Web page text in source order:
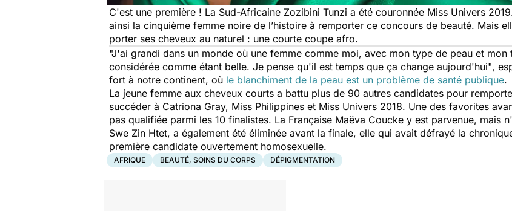
C'est une première ! La Sud-Africaine Zozibini Tunzi a été couronnée Miss Univers
ainsi la cinquième femme noire de l’histoire à remporter ce concours de beauté. Mais
porter ses cheveux au naturel : une courte coupe afro.
"J'ai grandi dans un monde où une femme comme moi, avec mon type de peau et
considérée comme étant belle. Je pense qu'il est temps que ça change aujourd'hui",
fort à notre continent, où le blanchiment de la peau est un problème de santé publique.
La jeune femme aux cheveux courts a battu plus de 90 autres candidates pour
succéder à Catriona Gray, Miss Philippines et Miss Univers 2018. Une des favorites
pas qualifiée parmi les 10 finalistes. La Française Maëva Coucke y est parvenue, mais
Swe Zin Htet, a également été éliminée avant la finale, elle qui avait défrayé la
première candidate ouvertement homosexuelle.
AFRIQUE BEAUTÉ, SOINS DU CORPS DÉPIGMENTATION